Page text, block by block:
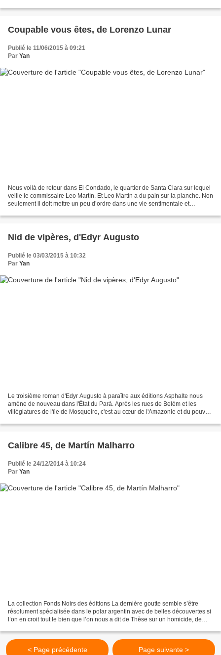
Coupable vous êtes, de Lorenzo Lunar
Publié le 11/06/2015 à 09:21
Par Yan
Nous voilà de retour dans El Condado, le quartier de Santa Clara sur lequel
veille le commissaire Leo Martín. Et Leo Martín a du pain sur la planche. Non
seulement il doit mettre un peu d’ordre dans une vie sentimentale et
Nid de vipères, d'Edyr Augusto
Publié le 03/03/2015 à 10:32
Par Yan
Le troisième roman d'Edyr Augusto à paraître aux éditions Asphalte nous
amène de nouveau dans l'État du Pará. Après les rues de Belém et les
villégiatures de l'île de Mosqueiro, c'est au cœur de l'Amazonie et du pouvoir
Calibre 45, de Martín Malharro
Publié le 24/12/2014 à 10:24
Par Yan
La collection Fonds Noirs des éditions La dernière goutte semble s’être
résolument spécialisée dans le polar argentin avec de belles découvertes si
l’on en croit tout le bien que l’on nous a dit de Thèse sur un homicide, de
< Page précédente Page suivante >